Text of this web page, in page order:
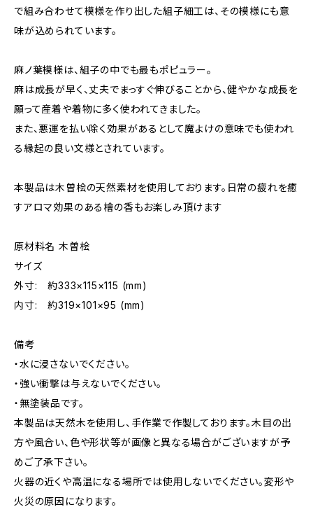
で組み合わせて模様を作り出した組子細工は、その模様にも意
味が込められています。
麻ノ葉模様は、組子の中でも最もポピュラー。
麻は成長が早く、丈夫でまっすぐ伸びることから、健やかな成長を
願って産着や着物に多く使われてきました。
また、悪運を払い除く効果があるとして魔よけの意味でも使われ
る縁起の良い文様とされています。
本製品は木曽桧の天然素材を使用しております。日常の疲れを癒
すアロマ効果のある檜の香もお楽しみ頂けます
原材料名 木曽桧
サイズ
外寸: 約333×115×115 (mm)
内寸: 約319×101×95 (mm)
備考
・水に浸さないでください。
・強い衝撃は与えないでください。
・無塗装品です。
本製品は天然木を使用し、手作業で作製しております。木目の出
方や風合い、色や形状等が画像と異なる場合がございますが予
めご了承下さい。
火器の近くや高温になる場所では使用しないでください。変形や
火災の原因になります。